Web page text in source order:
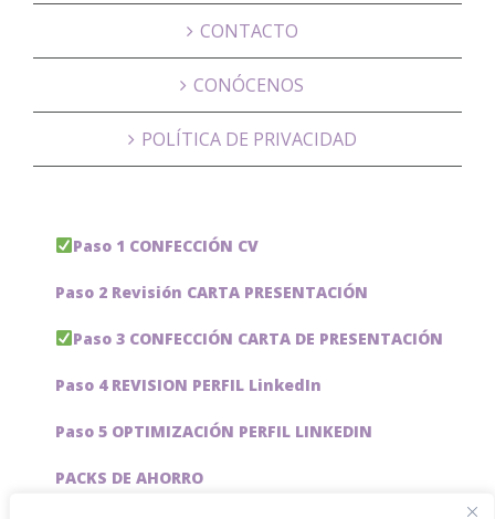
CONTACTO
CONÓCENOS
POLÍTICA DE PRIVACIDAD
Paso 1 CONFECCIÓN CV
Paso 2 Revisión CARTA PRESENTACIÓN
Paso 3 CONFECCIÓN CARTA DE PRESENTACIÓN
Paso 4 REVISION PERFIL LinkedIn
Paso 5 OPTIMIZACIÓN PERFIL LINKEDIN
PACKS DE AHORRO